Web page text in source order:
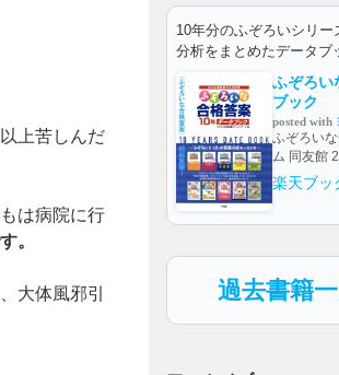
上苦しんだ
は病院に行
。
大体風邪引
10年分のふぞろいシリ
分析をまとめたデータブ
ふぞろい
ブック
posted with
ふぞろい
ム 同友館
楽天ブッ
過去書籍